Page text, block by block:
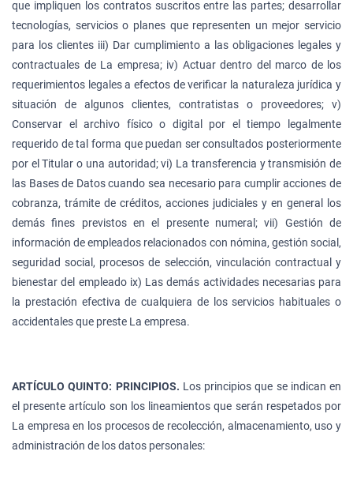
que impliquen los contratos suscritos entre las partes; desarrollar
tecnologías, servicios o planes que representen un mejor servicio
para los clientes iii) Dar cumplimiento a las obligaciones legales y
contractuales de La empresa; iv) Actuar dentro del marco de los
requerimientos legales a efectos de verificar la naturaleza jurídica y
situación de algunos clientes, contratistas o proveedores; v)
Conservar el archivo físico o digital por el tiempo legalmente
requerido de tal forma que puedan ser consultados posteriormente
por el Titular o una autoridad; vi) La transferencia y transmisión de
las Bases de Datos cuando sea necesario para cumplir acciones de
cobranza, trámite de créditos, acciones judiciales y en general los
demás fines previstos en el presente numeral; vii) Gestión de
información de empleados relacionados con nómina, gestión social,
seguridad social, procesos de selección, vinculación contractual y
bienestar del empleado ix) Las demás actividades necesarias para
la prestación efectiva de cualquiera de los servicios habituales o
accidentales que preste La empresa.
ARTÍCULO QUINTO: PRINCIPIOS. Los principios que se indican en
el presente artículo son los lineamientos que serán respetados por
La empresa en los procesos de recolección, almacenamiento, uso y
administración de los datos personales: